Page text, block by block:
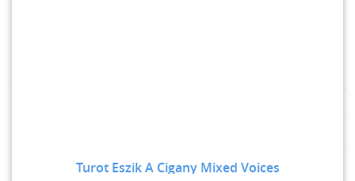
Turot Eszik A Cigany Mixed Voices